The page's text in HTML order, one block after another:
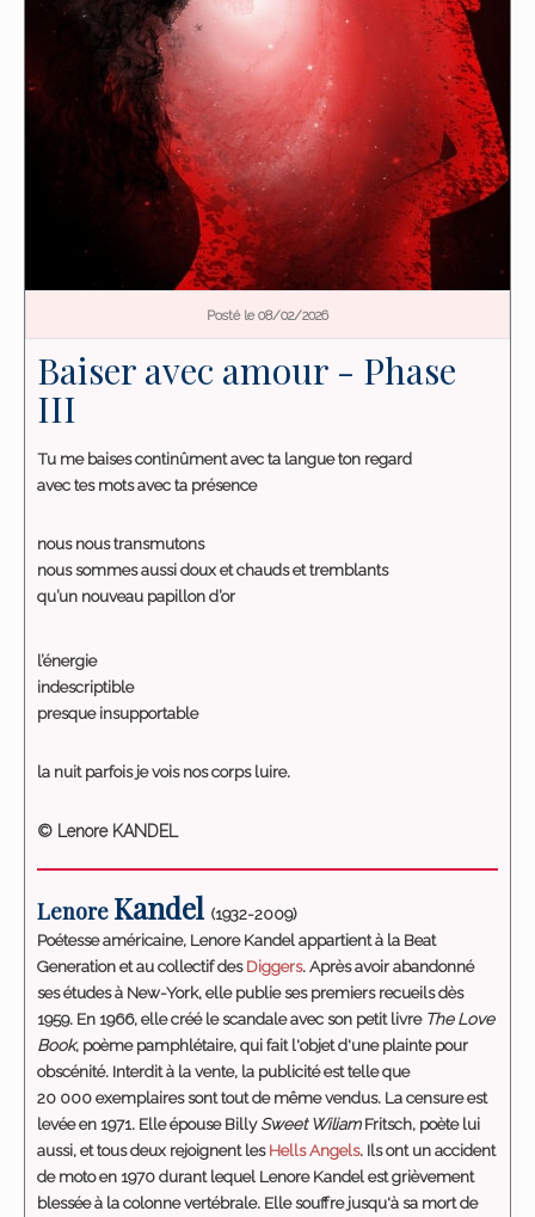
Posté le 08/02/2026
Baiser avec amour - Phase
III
Tu me baises continûment avec ta langue ton regard
avec tes mots avec ta présence
nous nous transmutons
nous sommes aussi doux et chauds et tremblants
qu’un nouveau papillon d’or
l’énergie
indescriptible
presque insupportable
la nuit parfois je vois nos corps luire.
© Lenore KANDEL
Lenore Kandel (1932-2009)
Poétesse américaine, Lenore Kandel appartient à la Beat
Generation et au collectif desDiggers. Après avoir abandonné
ses études à New-York, elle publie ses premiers recueils dès
1959. En 1966, elle créé le scandale avec son petit livre The Love
Book, poème pamphlétaire, qui fait l'objet d'une plainte pour
obscénité. Interdit à la vente, la publicité est telle que
20 000 exemplaires sont tout de même vendus. La censure est
levée en 1971. Elle épouse BillySweet WiliamFritsch, poète lui
aussi, et tous deux rejoignent lesHells Angels. Ils ont un accident
de moto en 1970 durant lequel Lenore Kandel est grièvement
blessée à la colonne vertébrale. Elle souffre jusqu'à sa mort de